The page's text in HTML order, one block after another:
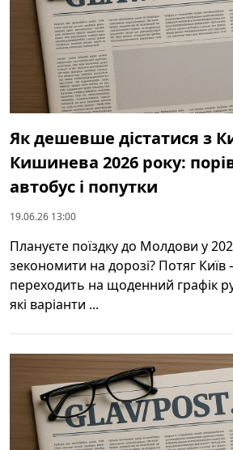
Як дешевше дістатися з
Кишинева 2026 року:
автобус і попутки
19.06.26 13:00
Плануєте поїздку до Молдови у
зекономити на дорозі? Потяг
переходить на щоденний графік
які варіанти ...